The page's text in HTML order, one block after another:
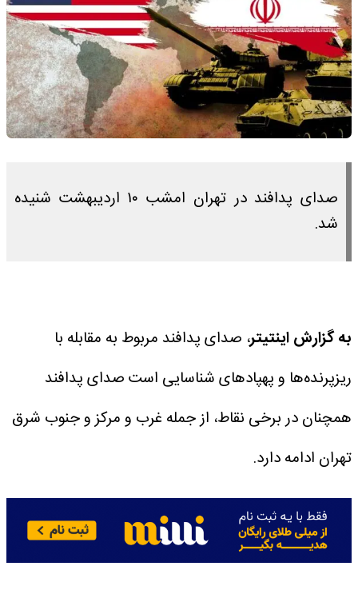
صدای پدافند در تهران امشب ۱۰ اردیبهشت شنیده
شد.
به گزارش اینتیتر، صدای پدافند مربوط به مقابله با
ریزپرنده‌ها و پهپادهای شناسایی استصدای پدافند
همچنان در برخی نقاط، از جمله غرب و مرکز و جنوب شرق
تهران ادامه دارد.